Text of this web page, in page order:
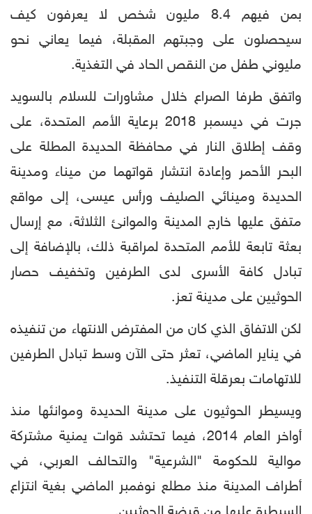
بمن فيهم 8.4 مليون شخص لا يعرفون كيف
سيحصلون على وجبتهم المقبلة، فيما يعاني نحو
مليوني طفل من النقص الحاد في التغذية.
واتفق طرفا الصراع خلال مشاورات للسلام بالسويد
جرت في ديسمبر 2018 برعاية الأمم المتحدة، على
وقف إطلاق النار في محافظة الحديدة المطلة على
البحر الأحمر وإعادة انتشار قواتهما من ميناء ومدينة
الحديدة ومينائي الصليف ورأس عيسى، إلى مواقع
متفق عليها خارج المدينة والموانئ الثلاثة، مع إرسال
بعثة تابعة للأمم المتحدة لمراقبة ذلك، بالإضافة إلى
تبادل كافة الأسرى لدى الطرفين وتخفيف حصار
الحوثيين على مدينة تعز.
لكن الاتفاق الذي كان من المفترض الانتهاء من تنفيذه
في يناير الماضي، تعثر حتى الآن وسط تبادل الطرفين
للاتهامات بعرقلة التنفيذ.
ويسيطر الحوثيون على مدينة الحديدة وموانئها منذ
أواخر العام 2014، فيما تحتشد قوات يمنية مشتركة
موالية للحكومة "الشرعية" والتحالف العربي، في
أطراف المدينة منذ مطلع نوفمبر الماضي بغية انتزاع